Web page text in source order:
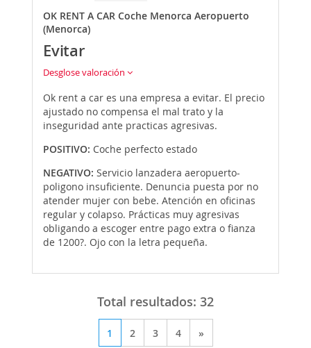
OK RENT A CAR Coche Menorca Aeropuerto
(Menorca)
Evitar
Desglose valoración
Ok rent a car es una empresa a evitar. El precio
ajustado no compensa el mal trato y la
inseguridad ante practicas agresivas.
POSITIVO: Coche perfecto estado
NEGATIVO: Servicio lanzadera aeropuerto-
poligono insuficiente. Denuncia puesta por no
atender mujer con bebe. Atención en oficinas
regular y colapso. Prácticas muy agresivas
obligando a escoger entre pago extra o fianza
de 1200?. Ojo con la letra pequeña.
Total resultados: 32
1 2 3 4 »